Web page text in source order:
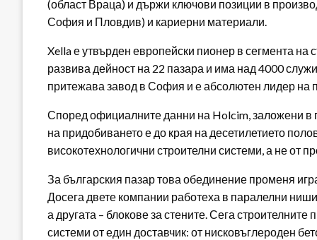
(област Враца) и държи ключови позиции в
София и Пловдив) и кариерни материали.
Xella е утвърден европейски пионер в сегмента
развива дейност на 22 пазара и има над 4000
притежава завод в София и е абсолютен лидер на
Според официалните данни на Holcim, заложени в
на придобиването е до края на десетилетието
високотехнологични строителни системи, а не от
За българския пазар това обединение променя
Досега двете компании работеха в паралелни
а другата – блокове за стените. Сега
системи от един доставчик: от нисковъглероден